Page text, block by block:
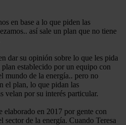
en base a lo que piden las
así sale un plan que no tiene
dar su opinión sobre lo que les pida
establecido por un equipo con
mundo de la energía.. pero no
el plan, lo que pidan las
velan por su interés particular.
elaborado en 2017 por gente con
sector de la energía. Cuando Teresa